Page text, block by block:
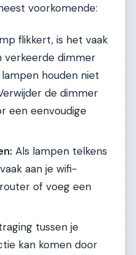
voorkomende:
flikkert, is het vaak
verkeerde dimmer
houden niet
de dimmer
een eenvoudige
Als lampen telkens
aan je wifi-
of voeg een
tussen je
kan komen door